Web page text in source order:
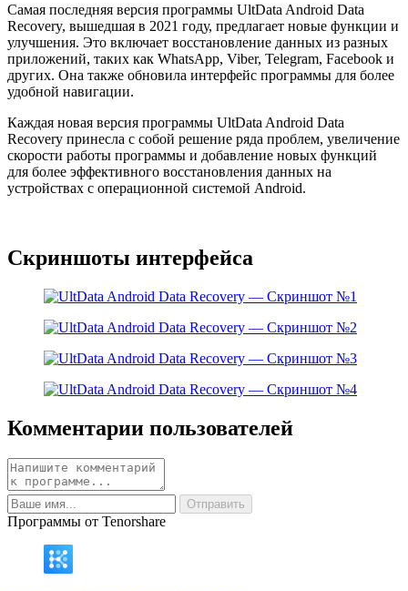
Самая последняя версия программы UltData Android Data
Recovery, вышедшая в 2021 году, предлагает новые функции и
улучшения. Это включает восстановление данных из разных
приложений, таких как WhatsApp, Viber, Telegram, Facebook и
других. Она также обновила интерфейс программы для более
удобной навигации.
Каждая новая версия программы UltData Android Data
Recovery принесла с собой решение ряда проблем, увеличение
скорости работы программы и добавление новых функций
для более эффективного восстановления данных на
устройствах с операционной системой Android.
Скриншоты интерфейса
Комментарии пользователей
Программы от Tenorshare